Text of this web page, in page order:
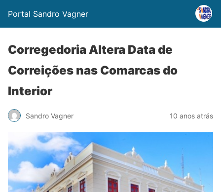
Portal Sandro Vagner
Corregedoria Altera Data de
Correições nas Comarcas do
Interior
Sandro Vagner 10 anos atrás